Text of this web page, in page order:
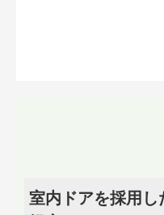
室内ドアを採用